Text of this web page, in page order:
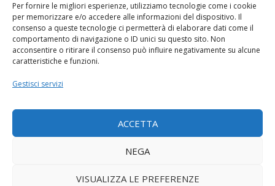
Per fornire le migliori esperienze, utilizziamo tecnologie come i cookie
per memorizzare e/o accedere alle informazioni del dispositivo. Il
consenso a queste tecnologie ci permetterà di elaborare dati come il
comportamento di navigazione o ID unici su questo sito. Non
acconsentire o ritirare il consenso può influire negativamente su alcune
caratteristiche e funzioni.
Gestisci servizi
ACCETTA
NEGA
VISUALIZZA LE PREFERENZE
I NOSTRI SPONSOR
Calcio Panchina
Diretta.it